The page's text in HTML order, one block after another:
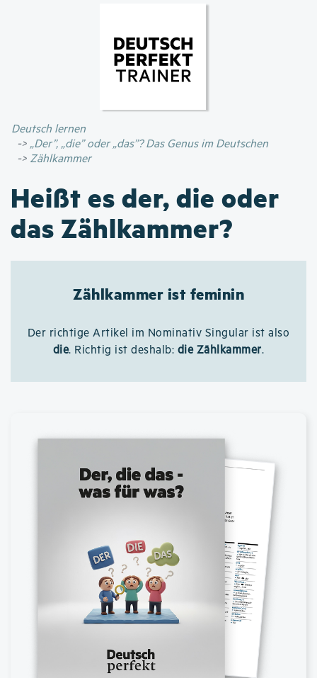
Inhalt
Deutsch lernen
„Der”, „die” oder „das”? Das Genus im Deutschen
Zählkammer
Heißt es der, die oder
das Zählkammer?
Zählkammer ist feminin
Der richtige Artikel im Nominativ Singular ist also
die. Richtig ist deshalb: die Zählkammer.